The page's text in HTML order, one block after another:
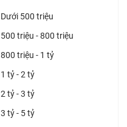
Dưới 500 triệu
500 triệu - 800 triệu
800 triệu - 1 tỷ
1 tỷ - 2 tỷ
2 tỷ - 3 tỷ
3 tỷ - 5 tỷ